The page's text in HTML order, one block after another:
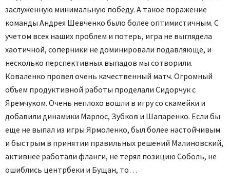
заслуженную минимальную победу. А такое поражение
команды Андрея Шевченко было более оптимистичным. С
учетом всех наших проблем и потерь, игра не выглядела
хаотичной, соперники не доминировали подавляюще, и
несколько перспективных выпадов мы сотворили.
Коваленко провел очень качественный матч. Огромный
объем продуктивной работы проделали Сидорчук с
Яремчуком. Очень неплохо вошли в игру со скамейки и
добавили динамики Марлос, Зубков и Шапаренко. Если бы
еще не выпал из игры Ярмоленко, был более настойчивым
и быстрым в принятии правильных решений Малиновский,
активнее работали фланги, не терял позицию Соболь, не
ошиблись центрбеки и Бущан, то…